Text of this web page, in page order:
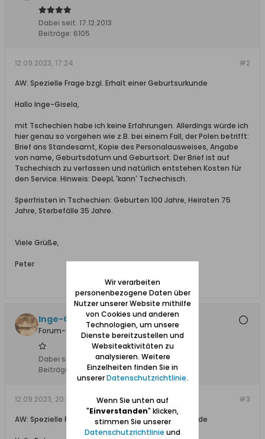
Dabei seit: 17.12.2013
Beiträge: 6105
#2
12.09.2023, 17:24
AW: Spezielle Frage bzgl. Erhalt einer Geburtsurkunde
Hallo Inge-Gisela,
mit Tschechien habe ich keine Erfahrungen. Allerdings würde ich
hier genau so vorgehen wie z.B. bei einem Fall, der Polen betrifft:
Brief ans Standesamt, Kopie des Personalausweises, Angabe
von name, Geburtsdatum und Geburtsort. Der Brief ist auf
Tschechisch zu verfassen und natürlich entstehen Kosten für
den Service. Hinweis: DeepL 'kann' Tschechisch.
Sperrfristen in Tschechien: Geburten 100 Jahre, Heiraten 75
Jahre, Sterbefälle 35 Jahre.
Viele Grüße,
Peter
Inge-Gisela
Forum-Teilnehmer
Dabei seit:
09.11.2012
Beiträge:
1842
#3
12.09.2023, 20:06
AW: Spezielle Frage bzgl. Erhalt einer Geburtsurkunde
Wir verarbeiten
personenbezogene Daten über
Nutzer unserer Website mithilfe
von Cookies und anderen
Technologien, um unsere
Dienste bereitzustellen und
Websiteaktivitäten zu
analysieren. Weitere
Einzelheiten finden Sie in
unsererDatenschutzrichtlinie.
Wenn Sie unten auf
"Einverstanden" klicken,
stimmen Sie unserer
Datenschutzrichtlinie und